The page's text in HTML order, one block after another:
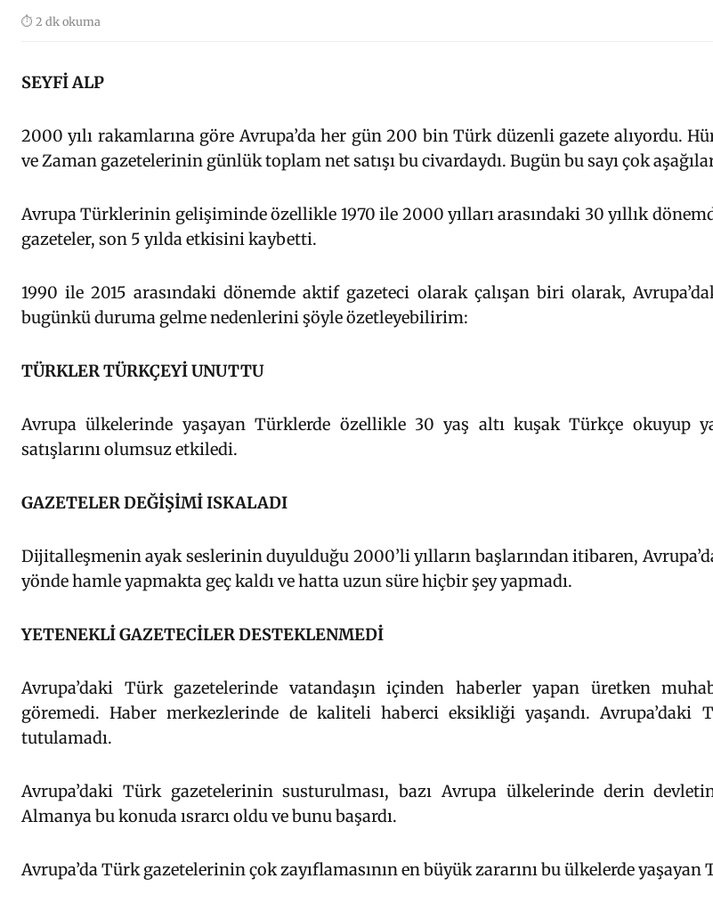
⏱ 2 dk okuma
SEYFİ ALP
2000 yılı rakamlarına göre Avrupa’da her gün 200 bin Türk düzenli gazete alıyordu.
ve Zaman gazetelerinin günlük toplam net satışı bu civardaydı. Bugün bu sayı çok
Avrupa Türklerinin gelişiminde özellikle 1970 ile 2000 yılları arasındaki 30 yıllık
gazeteler, son 5 yılda etkisini kaybetti.
1990 ile 2015 arasındaki dönemde aktif gazeteci olarak çalışan biri olarak,
bugünkü duruma gelme nedenlerini şöyle özetleyebilirim:
TÜRKLER TÜRKÇEYİ UNUTTU
Avrupa ülkelerinde yaşayan Türklerde özellikle 30 yaş altı kuşak Türkçe okuyup
satışlarını olumsuz etkiledi.
GAZETELER DEĞİŞİMİ ISKALADI
Dijitalleşmenin ayak seslerinin duyulduğu 2000’li yılların başlarından itibaren,
yönde hamle yapmakta geç kaldı ve hatta uzun süre hiçbir şey yapmadı.
YETENEKLİ GAZETECİLER DESTEKLENMEDİ
Avrupa’daki Türk gazetelerinde vatandaşın içinden haberler yapan üretken
göremedi. Haber merkezlerinde de kaliteli haberci eksikliği yaşandı. Avrupa’daki
tutulamadı.
Avrupa’daki Türk gazetelerinin susturulması, bazı Avrupa ülkelerinde derin
Almanya bu konuda ısrarcı oldu ve bunu başardı.
Avrupa’da Türk gazetelerinin çok zayıflamasının en büyük zararını bu ülkelerde